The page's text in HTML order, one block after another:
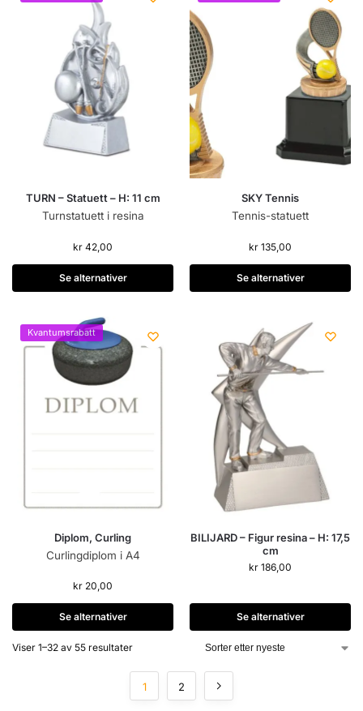
TURN – Statuett – H: 11 cm
Turnstatuett i resina
kr 42,00
Se alternativer
SKY Tennis
Tennis-statuett
kr 135,00
Se alternativer
Kvantumsrabatt
Diplom, Curling
Curlingdiplom i A4
kr 20,00
Se alternativer
BILIJARD – Figur resina – H: 17,5
cm
kr 186,00
Se alternativer
Viser 1–32 av 55 resultater
1 2